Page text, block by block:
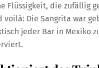
Flüssigkeit, die zufällig
voilà: Die Sangrita war
jeder Bar in Mexiko